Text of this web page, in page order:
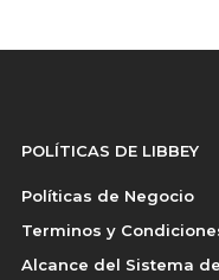
POLÍTICAS DE LIBBEY
Políticas de Negocio
Terminos y
Alcance del Sistema